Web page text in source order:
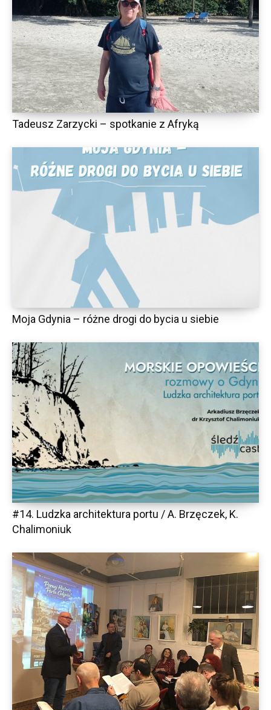
Tadeusz Zarzycki – spotkanie z Afryką
Moja Gdynia – różne drogi do bycia u siebie
#14. Ludzka architektura portu / A. Brzęczek, K.
Chalimoniuk